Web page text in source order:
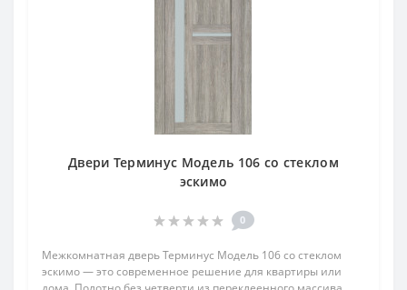
Двери Терминус Модель 106 со стеклом
эскимо
0
Межкомнатная дверь Терминус Модель 106 со стеклом
эскимо — это современное решение для квартиры или